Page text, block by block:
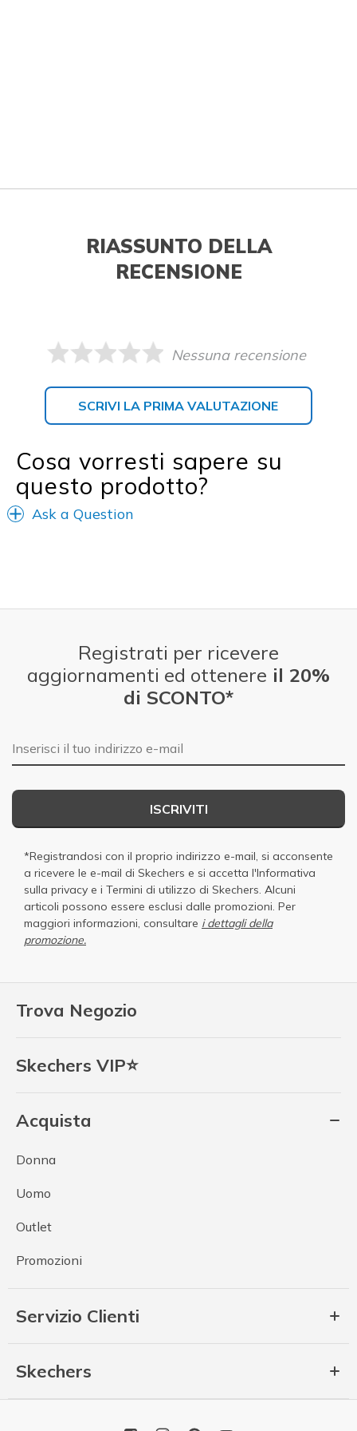
RIASSUNTO DELLA
RECENSIONE
Nessuna recensione
SCRIVI LA PRIMA VALUTAZIONE
Cosa vorresti sapere su
questo prodotto?
Ask a Question
Trova Negozio
Skechers VIP⭐
Acquista
Donna
Uomo
Outlet
Promozioni
Servizio Clienti
Skechers
Registrati per ricevere
aggiornamenti ed ottenere il 20%
di SCONTO*
E-mail
ISCRIVITI
*Registrandosi con il proprio indirizzo e-mail, si acconsente
a ricevere le e-mail di Skechers e si accetta l'Informativa
sulla privacy e i Termini di utilizzo di Skechers. Alcuni
articoli possono essere esclusi dalle promozioni. Per
maggiori informazioni, consultare i dettagli della
promozione.